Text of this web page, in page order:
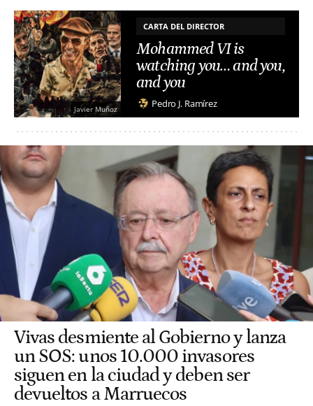
Javier Muñoz
CARTA DEL DIRECTOR
Mohammed VI is
watching you… and you,
and you
Pedro J. Ramírez
Vivas desmiente al Gobierno y lanza
un SOS: unos 10.000 invasores
siguen en la ciudad y deben ser
devueltos a Marruecos